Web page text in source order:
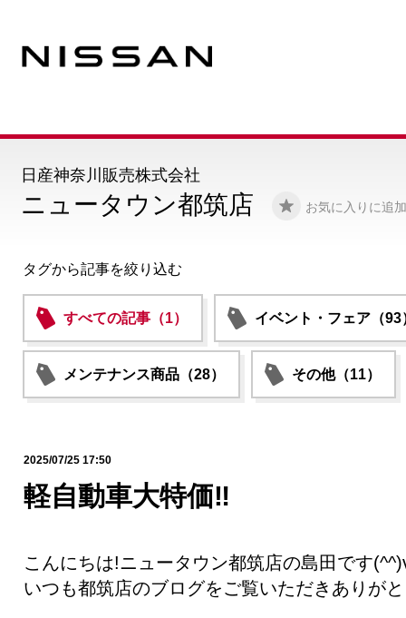
ニュータウン都筑店 お気に入りに追加
日産神奈川販売株式会社
タグから記事を絞り込む
すべての記事（1） イベント・フェア（93
メンテナンス商品（28） その他（11）
2025/07/25 17:50
軽自動車大特価‼️
こんにちは!ニュータウン都筑店の島田です
いつも都筑店のブログをご覧いただきありが